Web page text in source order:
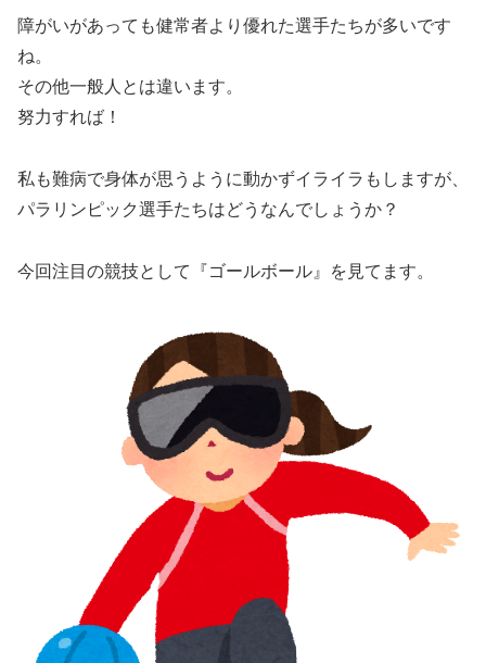
障がいがあっても健常者より優れた選手たちが多いです
ね。
その他一般人とは違います。
努力すれば！
私も難病で身体が思うように動かずイライラもしますが、
パラリンピック選手たちはどうなんでしょうか？
今回注目の競技として『ゴールボール』を見てます。